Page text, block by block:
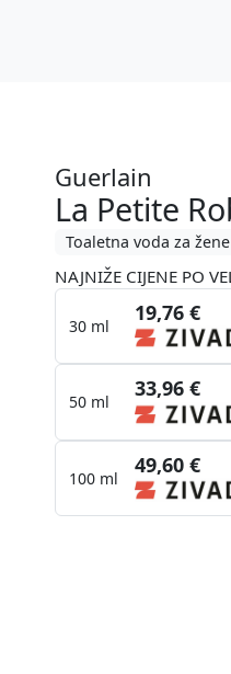
Guerlain
La Petite
Toaletna voda za žene
NAJNIŽE CIJENE PO
30 ml
19,76 €
50 ml
33,96 €
100 ml
49,60 €